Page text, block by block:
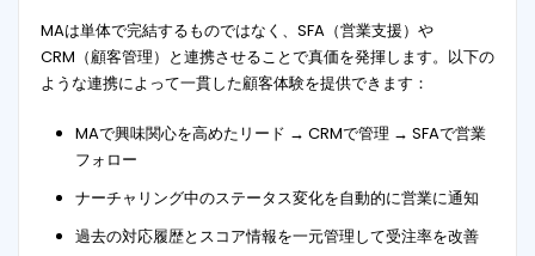
MAは単体で完結するものではなく、SFA（営業支援）や
CRM（顧客管理）と連携させることで真価を発揮します。以下の
ような連携によって一貫した顧客体験を提供できます：
MAで興味関心を高めたリード → CRMで管理 → SFAで営業
フォロー
ナーチャリング中のステータス変化を自動的に営業に通知
過去の対応履歴とスコア情報を一元管理して受注率を改善